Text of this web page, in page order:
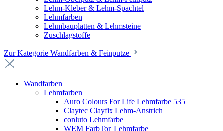
Lehm-Kleber & Lehm-Spachtel
Lehmfarben
Lehmbauplatten & Lehmsteine
Zuschlagstoffe
Zur Kategorie Wandfarben & Feinputze
Wandfarben
Lehmfarben
Auro Colours For Life Lehmfarbe 535
Claytec Clayfix Lehm-Anstrich
conluto Lehmfarbe
WEM FarbTon Lehmfarbe